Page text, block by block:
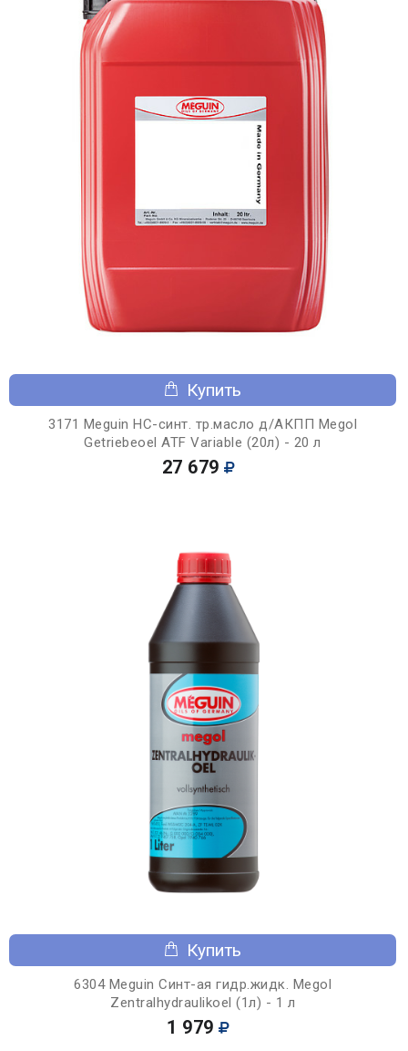
Купить
3171 Meguin НС-синт. тр.масло д/АКПП Megol
Getriebeoel ATF Variable (20л) - 20 л
27 679
Купить
6304 Meguin Синт-ая гидр.жидк. Megol
Zentralhydraulikoel (1л) - 1 л
1 979